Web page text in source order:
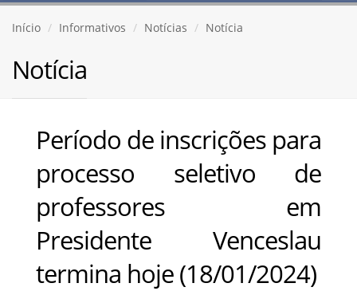
Início Informativos Notícias Notícia
Notícia
Período de inscrições para
processo seletivo de
professores em
Presidente Venceslau
termina hoje (18/01/2024)